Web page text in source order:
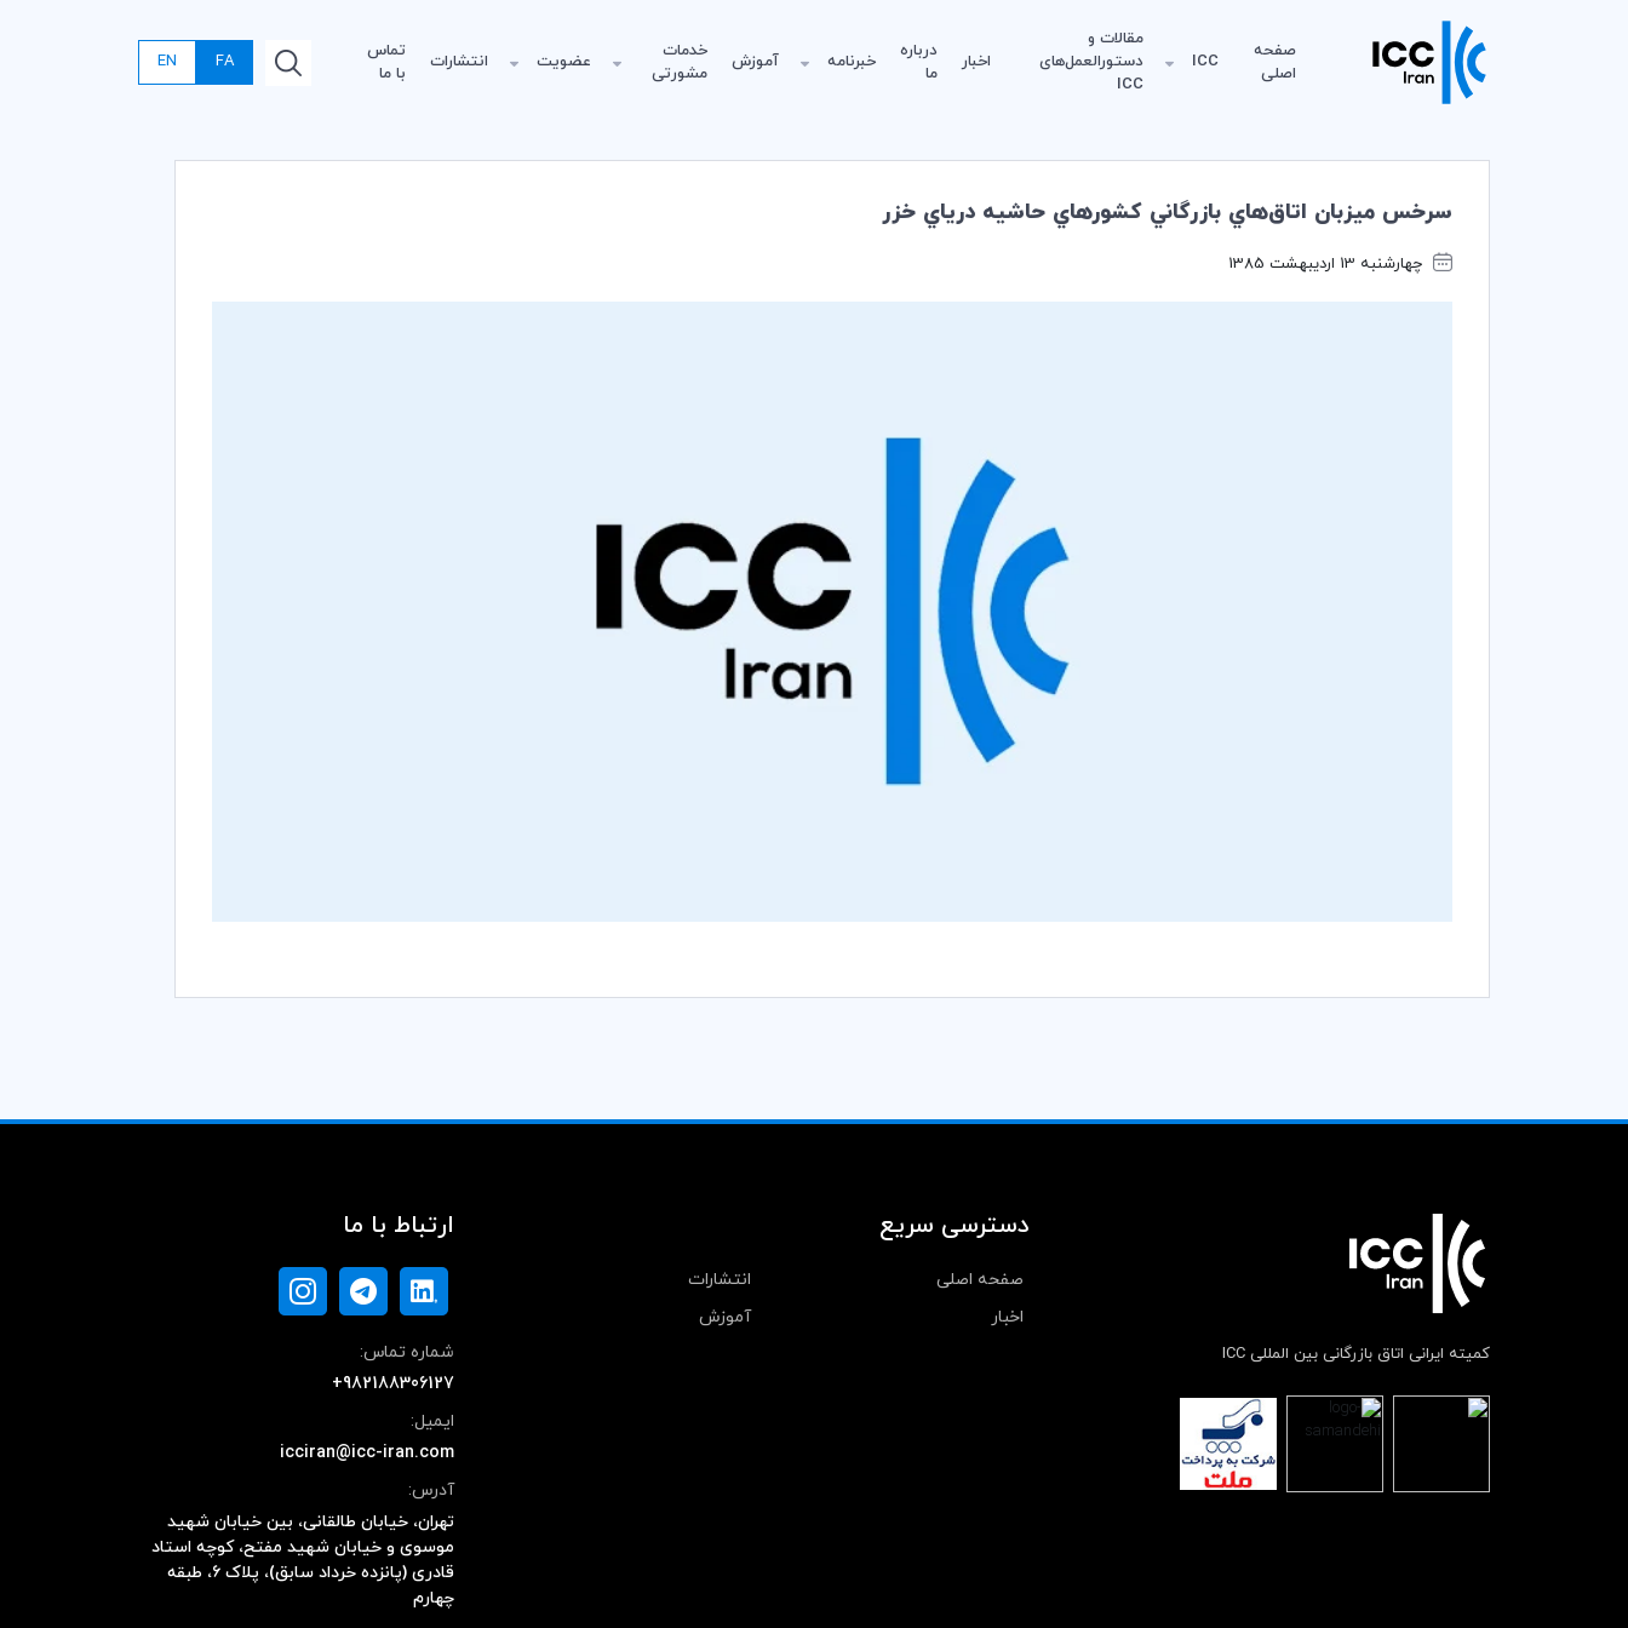
صفحه
اصلی
ICC
مقالات و
دستورالعمل‌های
ICC
اخبار
درباره
ما
خبرنامه آموزش
خدمات
مشورتی
عضویت انتشارات
تماس
با ما
FA
EN
سرخس ميزبان اتاق‌هاي بازرگاني كشورهاي حاشيه درياي خزر
چهارشنبه 13 اردیبهشت 1385
کمیته ایرانی اتاق بازرگانی بین المللی ICC
دسترسی سریع
صفحه اصلی
انتشارات
اخبار
آموزش
ارتباط با ما
شماره تماس:
+982188306127
ایمیل:
icciran@icc-iran.com
آدرس:
تهران، خیابان طالقانی، بین خیابان شهید
موسوی و خیابان شهید مفتح، کوچه استاد
قادری (پانزده خرداد سابق)، پلاک ۶، طبقه
چهارم